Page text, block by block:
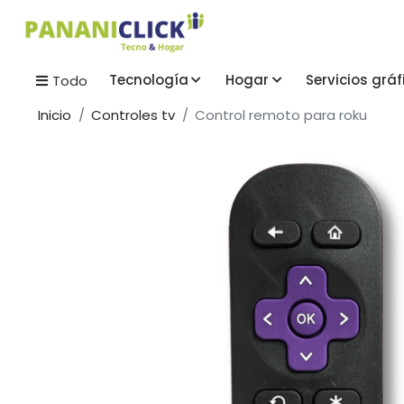
Todo Tecnología Hogar
Servicios
Inicio
Controles tv Control remoto para roku